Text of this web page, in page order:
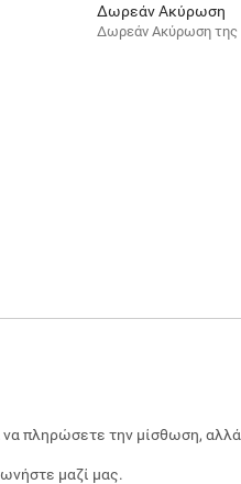
Δωρεάν Ακύρωση
Δωρεάν Ακύρωση της
πληρώσετε την μίσθωση,
μαζί μας.